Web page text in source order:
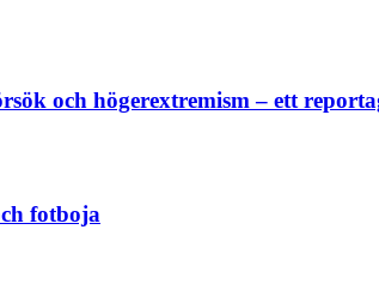
och högerextremism – ett
fotboja